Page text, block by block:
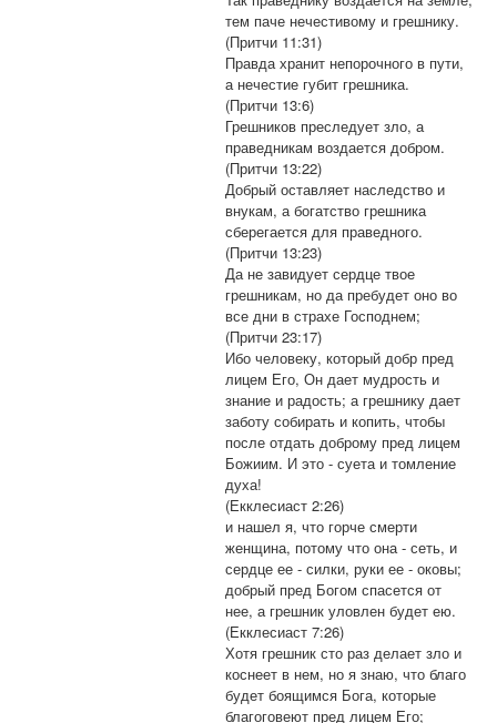
тем паче нечестивому и грешнику.
(Притчи 11:31)
Правда хранит непорочного в пути,
а нечестие губит грешника.
(Притчи 13:6)
Грешников преследует зло, а
праведникам воздается добром.
(Притчи 13:22)
Добрый оставляет наследство и
внукам, а богатство грешника
сберегается для праведного.
(Притчи 13:23)
Да не завидует сердце твое
грешникам, но да пребудет оно во
все дни в страхе Господнем;
(Притчи 23:17)
Ибо человеку, который добр пред
лицем Его, Он дает мудрость и
знание и радость; а грешнику дает
заботу собирать и копить, чтобы
после отдать доброму пред лицем
Божиим. И это - суета и томление
духа!
(Екклесиаст 2:26)
и нашел я, что горче смерти
женщина, потому что она - сеть, и
сердце ее - силки, руки ее - оковы;
добрый пред Богом спасется от
нее, а грешник уловлен будет ею.
(Екклесиаст 7:26)
Хотя грешник сто раз делает зло и
коснеет в нем, но я знаю, что благо
будет боящимся Бога, которые
благоговеют пред лицем Его;